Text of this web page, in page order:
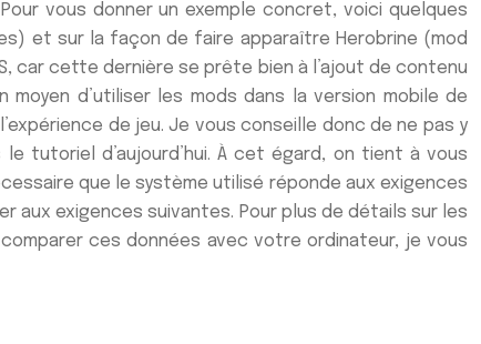
vous donner un exemple concret, voici quelques
et sur la façon de faire apparaître Herobrine (mod
car cette dernière se prête bien à l’ajout de contenu
d’utiliser les mods dans la version mobile de
de jeu. Je vous conseille donc de ne pas y
tutoriel d’aujourd’hui. À cet égard, on tient à vous
que le système utilisé réponde aux exigences
aux exigences suivantes. Pour plus de détails sur les
ces données avec votre ordinateur, je vous